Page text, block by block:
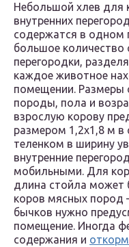
Небольшой хлев для
внутренних
содержатся в одном
большое количество
перегородки,
каждое животное
помещении. Размеры
породы, пола и
взрослую корову
размером 1,2х1,8 м в
теленком в ширину
внутренние
мобильными. Для
длина стойла может
коров мясных пород
бычков нужно
помещение. Иногда
содержания и